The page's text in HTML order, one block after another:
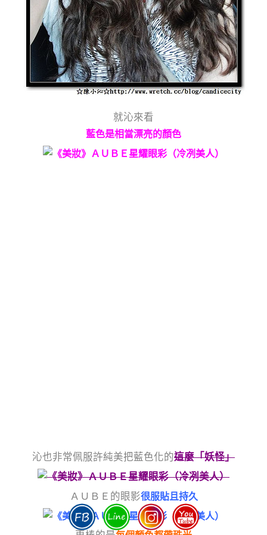
就沁來看
藍色是相當漂亮的顏色
沁也非常佩服許純美把藍色化的這麼「妖怪」
ＡＵＢＥ的眼影很服貼且持久